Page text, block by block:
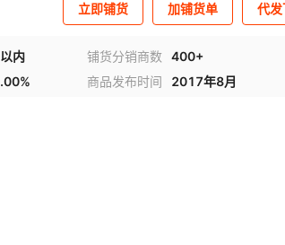
立即铺货 加铺货单 代
内 铺货分销商数 400+
商品发布时间 2017年8月